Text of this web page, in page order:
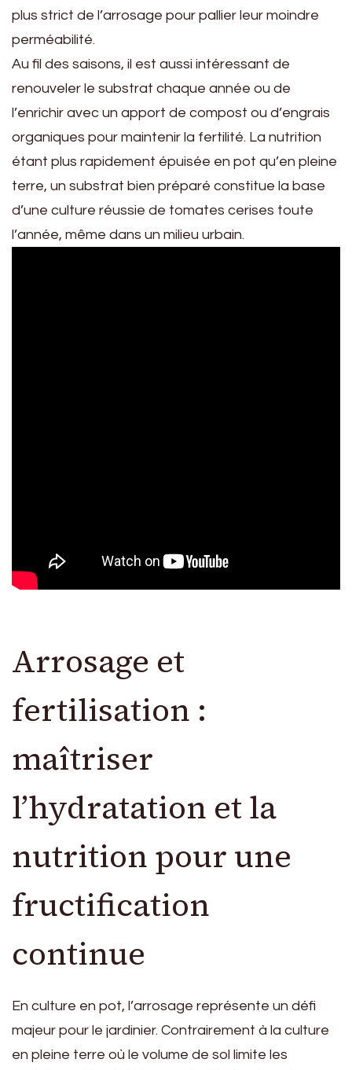
plus strict de l’arrosage pour pallier leur moindre
perméabilité.
Au fil des saisons, il est aussi intéressant de
renouveler le substrat chaque année ou de
l’enrichir avec un apport de compost ou d’engrais
organiques pour maintenir la fertilité. La nutrition
étant plus rapidement épuisée en pot qu’en pleine
terre, un substrat bien préparé constitue la base
d’une culture réussie de tomates cerises toute
l’année, même dans un milieu urbain.
Arrosage et
fertilisation :
maîtriser
l’hydratation et la
nutrition pour une
fructification
continue
En culture en pot, l’arrosage représente un défi
majeur pour le jardinier. Contrairement à la culture
en pleine terre où le volume de sol limite les